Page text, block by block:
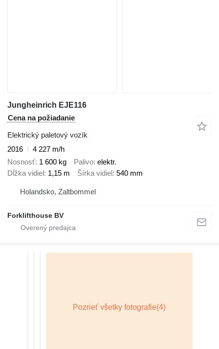
Jungheinrich EJE116
Cena na požiadanie
Elektrický paletový vozík
2016
4 227 m/h
Nosnosť 1 600 kg Palivo elektr.
Dĺžka vidiel 1,15 m Šírka vidiel 540 mm
Holandsko, Zaltbommel
Forklifthouse BV